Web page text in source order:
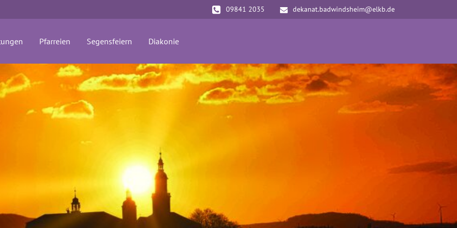
09841 2035 dekanat.badwindsheim@elkb.de
Pfarreien Segensfeiern Diakonie(current)